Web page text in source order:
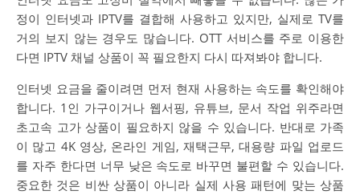
정이 인터넷과 IPTV를 결합해 사용하고 있지만, 실제로 TV를
거의 보지 않는 경우도 많습니다. OTT 서비스를 주로 이용한
다면 IPTV 채널 상품이 꼭 필요한지 다시 따져봐야 합니다.
인터넷 요금을 줄이려면 먼저 현재 사용하는 속도를 확인해야
합니다. 1인 가구이거나 웹서핑, 유튜브, 문서 작업 위주라면
초고속 고가 상품이 필요하지 않을 수 있습니다. 반대로 가족
이 많고 4K 영상, 온라인 게임, 재택근무, 대용량 파일 업로드
를 자주 한다면 너무 낮은 속도로 바꾸면 불편할 수 있습니다.
중요한 것은 비싼 상품이 아니라 실제 사용 패턴에 맞는 상품